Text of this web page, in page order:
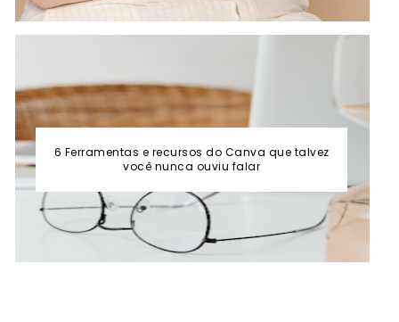
6 Ferramentas e recursos do Canva que talvez
você nunca ouviu falar